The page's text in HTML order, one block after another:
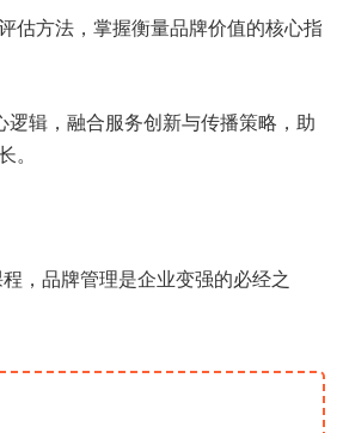
估方法，掌握衡量品牌价值的核心指
逻辑，融合服务创新与传播策略，助
。
，品牌管理是企业变强的必经之